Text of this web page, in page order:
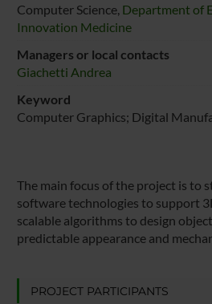
Computer Science, Department of
Innovation Medicine
Managers or local contacts
Giachetti Andrea
Keyword
Computer Graphics; Digital
The main focus of the project is to
software technologies to support
scalable algorithms to design
predictable appearance and
PROJECT PARTICIPANTS